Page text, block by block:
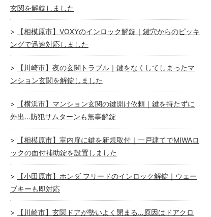
玄関を解錠しました
【相模原市】VOXYのインロック解錠｜鍵穴からのピッキ
ングで迅速対応しました
【川崎市】夜の玄関トラブル｜鍵をなくしてしまったマ
ンション玄関を解錠しました
【横浜市】マンション玄関の鍵開け依頼｜鍵を持たずに
外出…防犯サムターンも無事解錠
【相模原市】室内扉に鍵を新規取付｜一戸建てでMIWAロ
ックの面付補助錠を設置しました
【小田原市】ホンダ フリードのインロック解錠｜ウェー
ブキーも即対応
【川崎市】玄関ドアが勢いよく閉まる…原因はドアクロ